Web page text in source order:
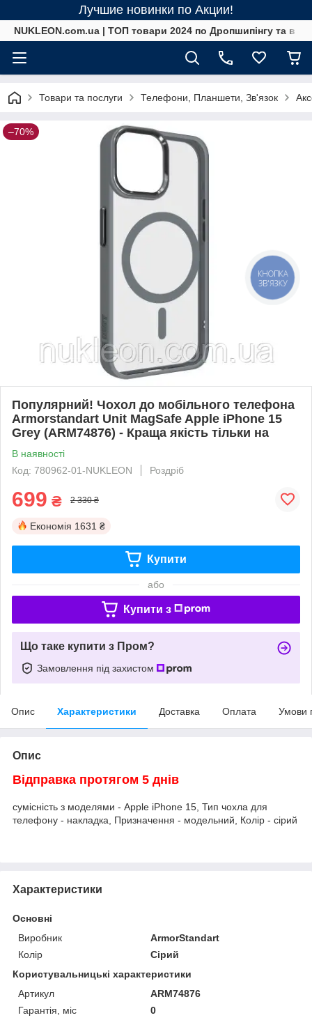
Лучшие новинки по Акции!
NUKLEON.com.ua | ТОП товари 2024 по Дропшипінгу та в
Товари та послуги Телефони, Планшети, Зв'язок
–70%
Популярний! Чохол до мобільного телефона
Armorstandart Unit MagSafe Apple iPhone 15
Grey (ARM74876) - Краща якість тільки на
В наявності
Код: 780962-01-NUKLEON
Роздріб
699 ₴ 2 330 ₴
Економія 1631 ₴
Купити
або
Купити з
Що таке купити з Пром?
Замовлення під захистом
Опис Характеристики Доставка Оплата Умови
Опис
Відправка протягом 5 днів
сумісність з моделями - Apple iPhone 15, Тип чохла для
телефону - накладка, Призначення - модельний, Колір - сірий
Характеристики
Основні
Виробник
ArmorStandart
Колір
Сірий
Користувальницькі характеристики
Артикул
ARM74876
Гарантія, міс
0
КНОПКА
ЗВ'ЯЗКУ